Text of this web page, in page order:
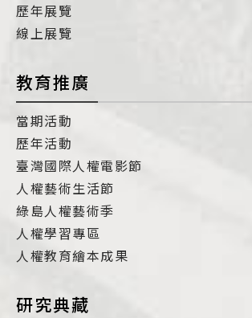
歷年展覽
線上展覽
教育推廣
當期活動
歷年活動
臺灣國際人權電影節
人權藝術生活節
綠島人權藝術季
人權學習專區
人權教育繪本成果
研究典藏